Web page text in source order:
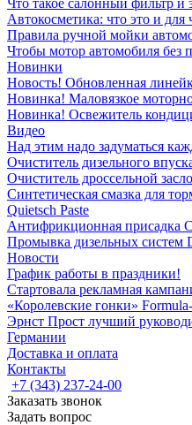
Что такое салонный фильтр и
Автокосметика: что это и для
Правила ручной мойки
Чтобы мотор автомобиля без
Новинки
Новость! Обновленная
Новинка! Маловязкое
Новинка! Освежитель
Видео
Над этим надо задуматься
Очиститель дизельного
Очиститель дроссельной
Синтетическая смазка для
Quietsch Paste
Антифрикционная присадка
Промывка дизельных систем
Новости
График работы в праздники!
Стартовала рекламная
«Королевские гонки»
Эрнст Прост лучший
Германии
Доставка и оплата
Контакты
+7 (343) 237-24-00
Заказать звонок
Задать вопрос